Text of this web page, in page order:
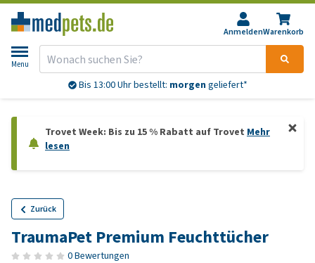
AnmeldenWarenkorb
Menu
Bis 13:00 Uhr bestellt: morgengeliefert*
Trovet Week: Bis zu 15 % Rabatt auf Trovet Mehr
lesen
Zurück
TraumaPet Premium Feuchttücher
0 Bewertungen